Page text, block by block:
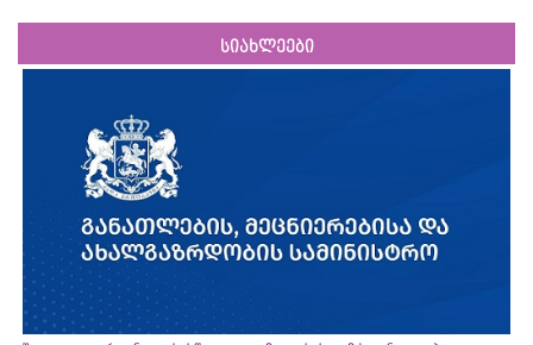
სიახლეები